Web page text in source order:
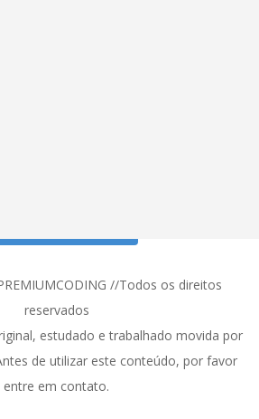
//Todos os direitos
reservados
estudado e trabalhado movida por
de utilizar este conteúdo, por favor
entre em contato.